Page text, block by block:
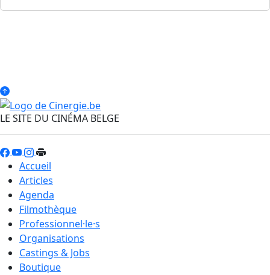
LE SITE DU CINÉMA BELGE
Accueil
Articles
Agenda
Filmothèque
Professionnel·le·s
Organisations
Castings & Jobs
Boutique